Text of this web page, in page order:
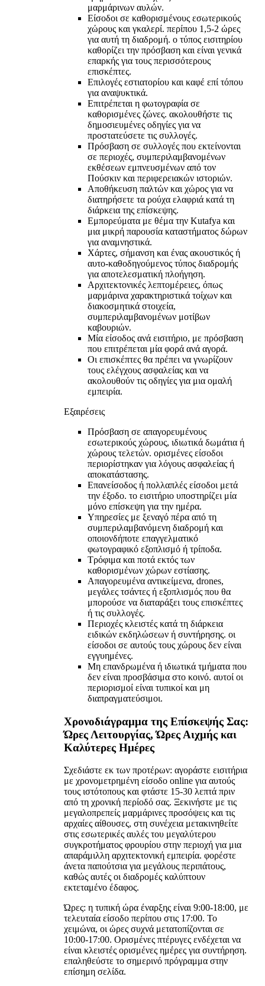
μαρμάρινων αυλών.
Είσοδοι σε καθορισμένους εσωτερικούς
χώρους και γκαλερί. περίπου 1,5-2 ώρες
για αυτή τη διαδρομή. ο τύπος εισιτηρίου
καθορίζει την πρόσβαση και είναι γενικά
επαρκής για τους περισσότερους
επισκέπτες.
Επιλογές εστιατορίου και καφέ επί τόπου
για αναψυκτικά.
Επιτρέπεται η φωτογραφία σε
καθορισμένες ζώνες. ακολουθήστε τις
δημοσιευμένες οδηγίες για να
προστατεύσετε τις συλλογές.
Πρόσβαση σε συλλογές που εκτείνονται
σε περιοχές, συμπεριλαμβανομένων
εκθέσεων εμπνευσμένων από τον
Πούσκιν και περιφερειακών ιστοριών.
Αποθήκευση παλτών και χώρος για να
διατηρήσετε τα ρούχα ελαφριά κατά τη
διάρκεια της επίσκεψης.
Εμπορεύματα με θέμα την Kutafya και
μια μικρή παρουσία καταστήματος δώρων
για αναμνηστικά.
Χάρτες, σήμανση και ένας ακουστικός ή
αυτο-καθοδηγούμενος τύπος διαδρομής
για αποτελεσματική πλοήγηση.
Αρχιτεκτονικές λεπτομέρειες, όπως
μαρμάρινα χαρακτηριστικά τοίχων και
διακοσμητικά στοιχεία,
συμπεριλαμβανομένων μοτίβων
καβουριών.
Μία είσοδος ανά εισιτήριο, με πρόσβαση
που επιτρέπεται μία φορά ανά αγορά.
Οι επισκέπτες θα πρέπει να γνωρίζουν
τους ελέγχους ασφαλείας και να
ακολουθούν τις οδηγίες για μια ομαλή
εμπειρία.
Εξαιρέσεις
Πρόσβαση σε απαγορευμένους
εσωτερικούς χώρους, ιδιωτικά δωμάτια ή
χώρους τελετών. ορισμένες είσοδοι
περιορίστηκαν για λόγους ασφαλείας ή
αποκατάστασης.
Επανείσοδος ή πολλαπλές είσοδοι μετά
την έξοδο. το εισιτήριο υποστηρίζει μία
μόνο επίσκεψη για την ημέρα.
Υπηρεσίες με ξεναγό πέρα από τη
συμπεριλαμβανόμενη διαδρομή και
οποιονδήποτε επαγγελματικό
φωτογραφικό εξοπλισμό ή τρίποδα.
Τρόφιμα και ποτά εκτός των
καθορισμένων χώρων εστίασης.
Απαγορευμένα αντικείμενα, drones,
μεγάλες τσάντες ή εξοπλισμός που θα
μπορούσε να διαταράξει τους επισκέπτες
ή τις συλλογές.
Περιοχές κλειστές κατά τη διάρκεια
ειδικών εκδηλώσεων ή συντήρησης. οι
είσοδοι σε αυτούς τους χώρους δεν είναι
εγγυημένες.
Μη επανδρωμένα ή ιδιωτικά τμήματα που
δεν είναι προσβάσιμα στο κοινό. αυτοί οι
περιορισμοί είναι τυπικοί και μη
διαπραγματεύσιμοι.
Χρονοδιάγραμμα της Επίσκεψής Σας:
Ώρες Λειτουργίας, Ώρες Αιχμής και
Καλύτερες Ημέρες
Σχεδιάστε εκ των προτέρων: αγοράστε εισιτήρια
με χρονομετρημένη είσοδο online για αυτούς
τους ιστότοπους και φτάστε 15-30 λεπτά πριν
από τη χρονική περίοδό σας. Ξεκινήστε με τις
μεγαλοπρεπείς μαρμάρινες προσόψεις και τις
αρχαίες αίθουσες, στη συνέχεια μετακινηθείτε
στις εσωτερικές αυλές του μεγαλύτερου
συγκροτήματος φρουρίου στην περιοχή για μια
απαράμιλλη αρχιτεκτονική εμπειρία. φορέστε
άνετα παπούτσια για μεγάλους περιπάτους,
καθώς αυτές οι διαδρομές καλύπτουν
εκτεταμένο έδαφος.
Ώρες: η τυπική ώρα έναρξης είναι 9:00-18:00, με
τελευταία είσοδο περίπου στις 17:00. Το
χειμώνα, οι ώρες συχνά μετατοπίζονται σε
10:00-17:00. Ορισμένες πτέρυγες ενδέχεται να
είναι κλειστές ορισμένες ημέρες για συντήρηση.
επαληθεύστε το σημερινό πρόγραμμα στην
επίσημη σελίδα.